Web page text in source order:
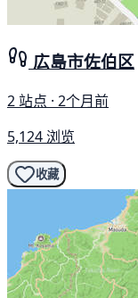
広島市佐伯区
2 站点 · 2个月前
5,124 浏览
收藏